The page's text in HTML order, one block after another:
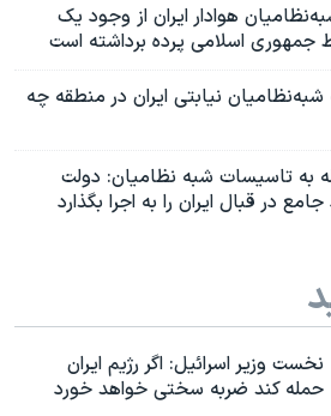
هوادار ایران از وجود یک
جمهوری اسلامی پرده برداشته است
شبه‌نظامیان نیابتی ایران در منطقه چه
به تاسیسات شبه نظامیان: دولت
در قبال ایران را به اجرا بگذارد
نخست وزیر اسرائيل: اگر رژیم ایران
حمله کند ضربه سختی خواهد خورد